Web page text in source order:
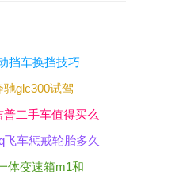
挡车换挡技巧
驰glc300试驾
普二手车值得买么
飞车惩戒轮胎多久
体变速箱m1和